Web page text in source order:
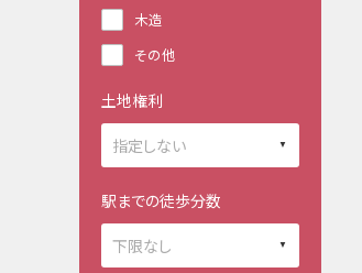
木造
その他
土地権利
駅までの徒歩分数